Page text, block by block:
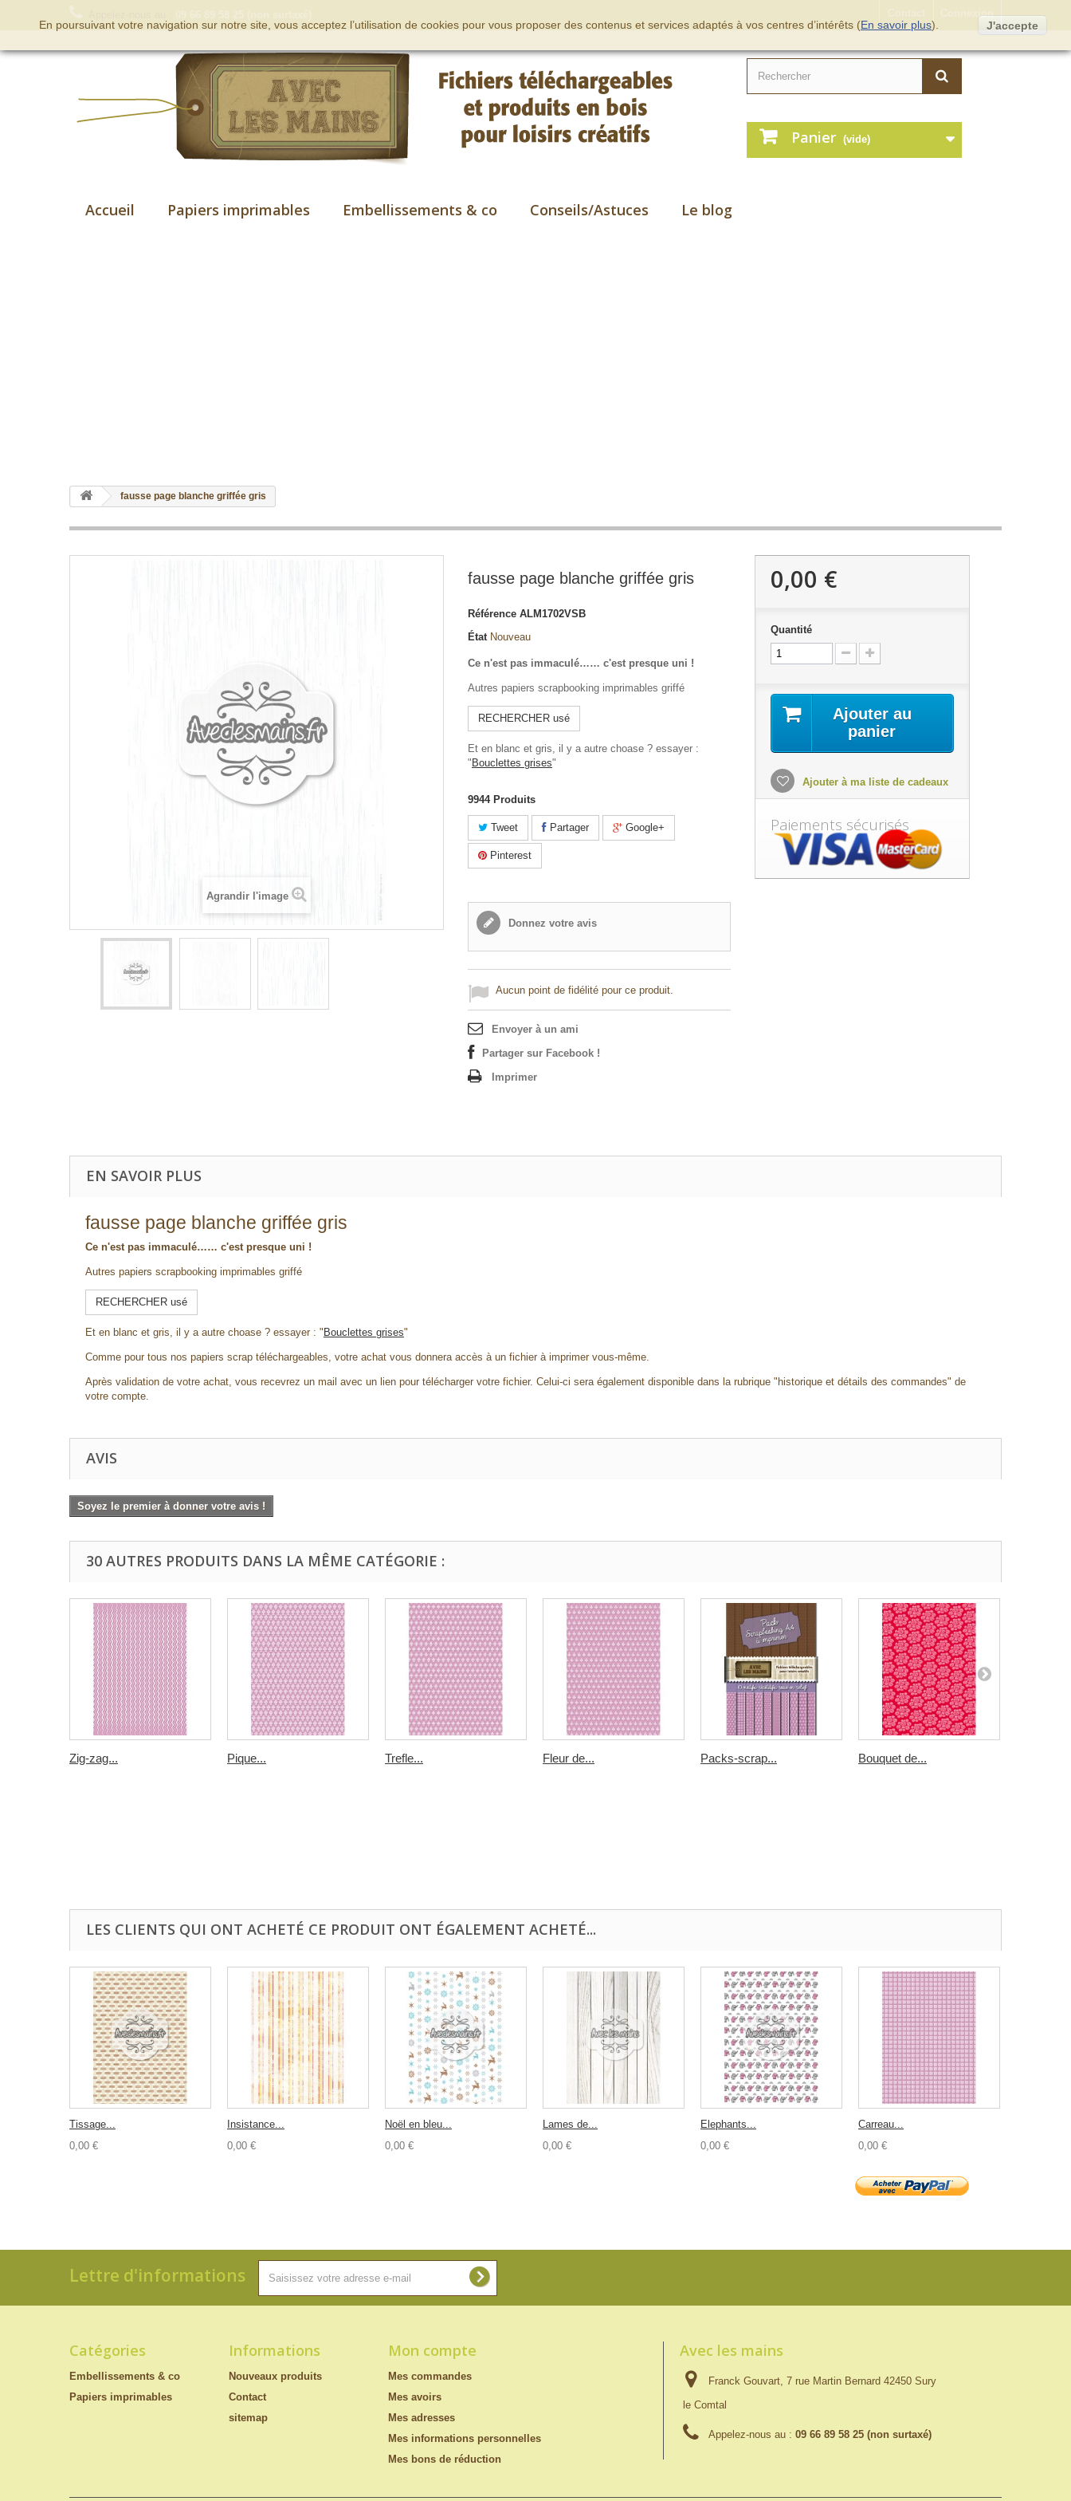
Connexion
Panier (vide)
Accueil Papiers imprimables Embellissements & co Conseils/Astuces Le blog
fausse page blanche griffée gris
Agrandir l'image
fausse page blanche griffée gris
Référence ALM1702VSB
État Nouveau
Ce n'est pas immaculé…… c'est presque uni !
Autres papiers scrapbooking imprimables griffé
RECHERCHER usé
Et en blanc et gris, il y a autre choase ? essayer :
" Bouclettes grises"
9944 Produits
Tweet Partager Google+
Pinterest
Donnez votre avis
Aucun point de fidélité pour ce produit.
Envoyer à un ami
Partager sur Facebook !
Imprimer
0,00 €
Quantité
Ajouter au
panier
Ajouter à ma liste de cadeaux
Paiements sécurisés
EN SAVOIR PLUS
fausse page blanche griffée gris
Ce n'est pas immaculé…… c'est presque uni !
Autres papiers scrapbooking imprimables griffé
RECHERCHER usé
Et en blanc et gris, il y a autre choase ? essayer : " Bouclettes grises"
Comme pour tous nos papiers scrap téléchargeables, votre achat vous donnera accès à un fichier à imprimer vous-même.
Après validation de votre achat, vous recevrez un mail avec un lien pour télécharger votre fichier. Celui-ci sera également disponible dans la rubrique "historique et détails des commandes" de
votre compte.
AVIS
Soyez le premier à donner votre avis !
30 AUTRES PRODUITS DANS LA MÊME CATÉGORIE :
Zig-zag... Pique... Trefle... Fleur de... Packs-scrap... Bouquet de...
LES CLIENTS QUI ONT ACHETÉ CE PRODUIT ONT ÉGALEMENT ACHETÉ...
Tissage...
0,00 €
Insistance...
0,00 €
Noël en bleu...
0,00 €
Lames de...
0,00 €
Elephants...
0,00 €
Carreau...
0,00 €
Lettre d'informations
Catégories
Embellissements & co
Papiers imprimables
Informations
Nouveaux produits
Contact
sitemap
Mon compte
Mes commandes
Mes avoirs
Mes adresses
Mes informations personnelles
Mes bons de réduction
Avec les mains
Franck Gouvart, 7 rue Martin Bernard 42450 Sury
le Comtal
Appelez-nous au : 09 66 89 58 25 (non surtaxé)
En poursuivant votre navigation sur notre site, vous acceptez l’utilisation de cookies pour vous proposer des contenus et services adaptés à vos centres d’intérêts (En savoir plus). J'accepte